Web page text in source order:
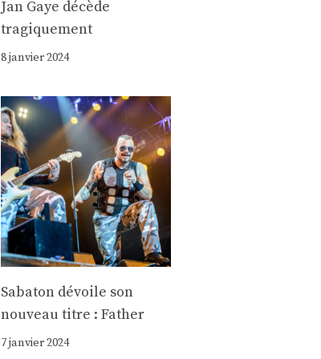
Jan Gaye décède
tragiquement
8 janvier 2024
Sabaton dévoile son
nouveau titre : Father
7 janvier 2024